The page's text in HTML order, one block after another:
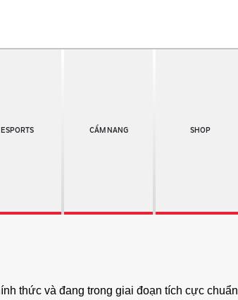
ESPORTS CẨM NANG SHOP
thức và đang trong giai đoạn tích cực chuẩn